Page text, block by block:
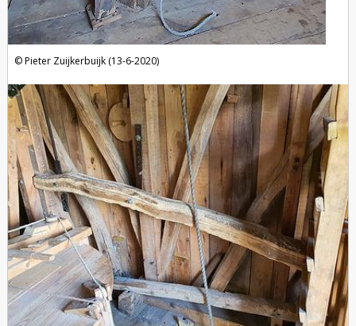
Pieter Zuijkerbuijk (13-6-2020)